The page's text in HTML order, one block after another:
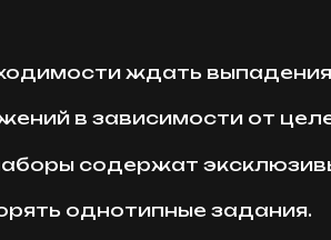
ждать
в зависимости от
содержат
однотипные задания.